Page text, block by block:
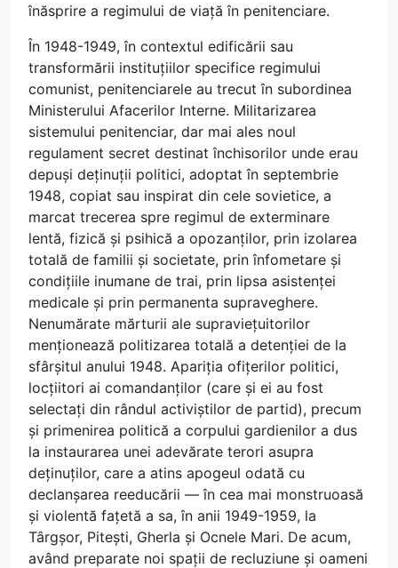
înăsprire a regimului de viață în penitenciare.
În 1948-1949, în contextul edificării sau
transformării instituțiilor specifice regimului
comunist, penitenciarele au trecut în subordinea
Ministerului Afacerilor Interne. Militarizarea
sistemului penitenciar, dar mai ales noul
regulament secret destinat închisorilor unde erau
depuși deținuții politici, adoptat în septembrie
1948, copiat sau inspirat din cele sovietice, a
marcat trecerea spre regimul de exterminare
lentă, fizică și psihică a opozanților, prin izolarea
totală de familii și societate, prin înfometare și
condițiile inumane de trai, prin lipsa asistenței
medicale și prin permanenta supraveghere.
Nenumărate mărturii ale supraviețuitorilor
menționează politizarea totală a detenției de la
sfârșitul anului 1948. Apariția ofițerilor politici,
locțiitori ai comandanților (care și ei au fost
selectați din rândul activiștilor de partid), precum
și primenirea politică a corpului gardienilor a dus
la instaurarea unei adevărate terori asupra
deținuților, care a atins apogeul odată cu
declanșarea reeducării — în cea mai monstruoasă
și violentă fațetă a sa, în anii 1949-1959, la
Târgșor, Pitești, Gherla și Ocnele Mari. De acum,
având preparate noi spații de recluziune și oameni